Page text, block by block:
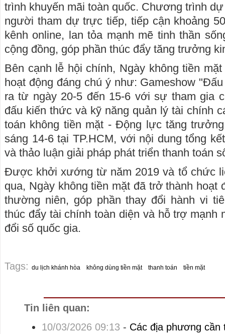
trình khuyến mãi toàn quốc. Chương trình
người tham dự trực tiếp, tiếp cận khoảng
kênh online, lan tỏa mạnh mẽ tinh thần
cộng đồng, góp phần thúc đẩy tăng trưởng
Bên cạnh lễ hội chính, Ngày không tiền
hoạt động đáng chú ý như: Gameshow
ra từ ngày 20-5 đến 15-6 với sự tham gia
đấu kiến thức và kỹ năng quản lý tài chính
toán không tiền mặt - Động lực tăng
sáng 14-6 tại TP.HCM, với nội dung tổng
và thảo luận giải pháp phát triển thanh toán
Được khởi xướng từ năm 2019 và tổ chức
qua, Ngày không tiền mặt đã trở thành hoạt
thường niên, góp phần thay đổi hành vi
thúc đẩy tài chính toàn diện và hỗ trợ mạnh
đổi số quốc gia.
Tags: du lịch khánh hòa không dùng tiền mặt thanh toán tiền mặt
Tin liên quan:
10/03/2026 09:13 - Các địa phương cần